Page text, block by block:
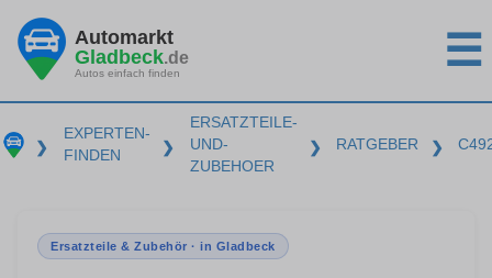
Automarkt
Gladbeck.de
Autos einfach finden ☰
❯
EXPERTEN-
FINDEN
❯
ERSATZTEILE-
UND-
ZUBEHOER
❯ RATGEBER ❯
Ersatzteile & Zubehör · in Gladbeck